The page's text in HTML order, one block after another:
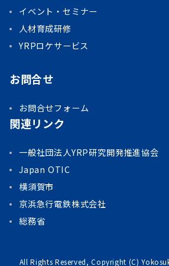
イベント・セミナー
人材育成研修
YRPロケサービス
お問合せ
お問合せフォーム
関連リンク
一般社団法人YRP研究開発推進協会
Japan OTIC
横須賀市
京浜急行電鉄株式会社
総務省
All Rights Reserved, Copyright (C)